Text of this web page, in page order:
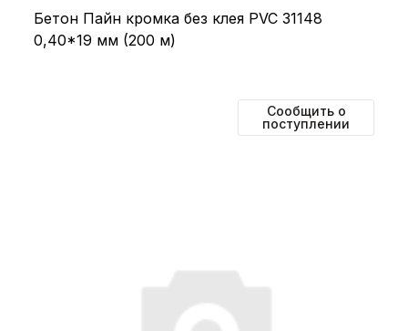
Бетон Пайн кромка без клея PVC 31148
0,40*19 мм (200 м)
Сообщить о
поступлении